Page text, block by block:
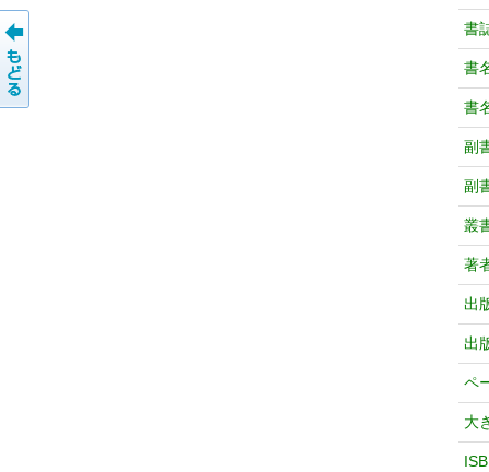
書
書
書
副
副
叢
著
出
出
ペ
大